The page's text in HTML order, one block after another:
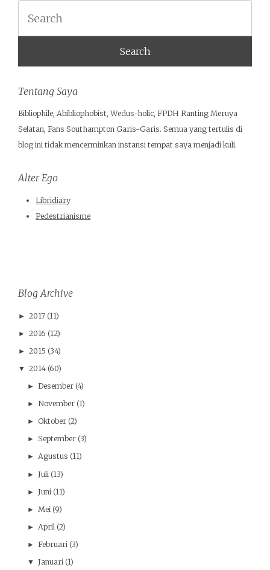
Tentang Saya
Bibliophile, Abibliophobist, Wedus-holic, FPDH Ranting Meruya
Selatan, Fans Southampton Garis-Garis. Semua yang tertulis di
blog ini tidak mencerminkan instansi tempat saya menjadi kuli.
Alter Ego
Libridiary
Pedestrianisme
Blog Archive
► 2017 (11)
► 2016 (12)
► 2015 (34)
▼ 2014 (60)
► Desember (4)
► November (1)
► Oktober (2)
► September (3)
► Agustus (11)
► Juli (13)
► Juni (11)
► Mei (9)
► April (2)
► Februari (3)
▼ Januari (1)